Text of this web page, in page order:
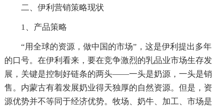
二、伊利营销策略现状
1、产品策略
“用全球的资源，做中国的市场”，这是伊利提出多年
的口号。在伊利看来，要在竞争激烈的乳品业市场生存发
展，关键是控制好链条的两头——一头是奶源，一头是销
售。内蒙古有着发展奶业得天独厚的自然资源。但是，资
源优势并不等同于经济优势。牧场、奶牛、加工、市场是